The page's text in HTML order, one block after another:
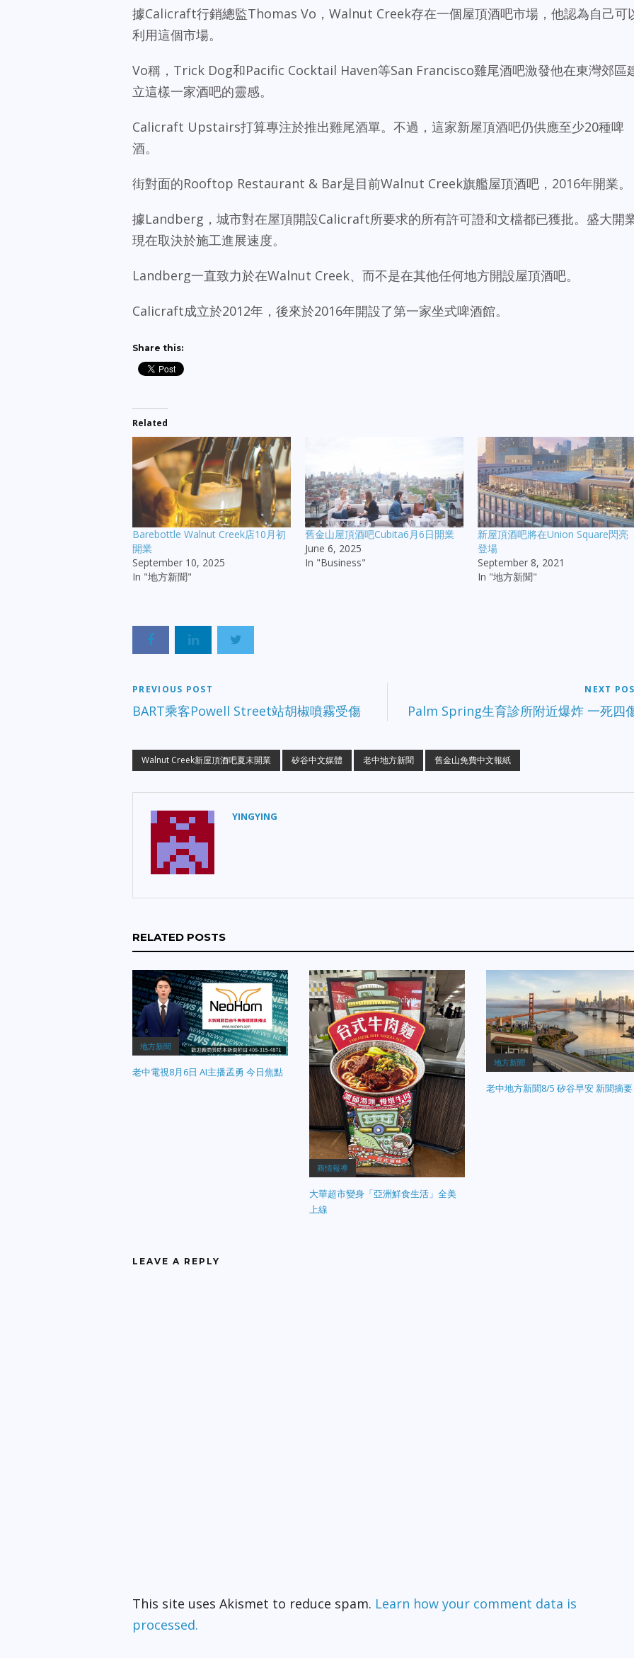
據Calicraft行銷總監Thomas Vo，Walnut Creek存在一個屋頂酒吧市場，他認為自己可
利用這個市場。
Vo稱，Trick Dog和Pacific Cocktail Haven等San Francisco雞尾酒吧激發他在東灣郊區
立這樣一家酒吧的靈感。
Calicraft Upstairs打算專注於推出雞尾酒單。不過，這家新屋頂酒吧仍供應至少20種啤
酒。
街對面的Rooftop Restaurant & Bar是目前Walnut Creek旗艦屋頂酒吧，2016年開業。
據Landberg，城市對在屋頂開設Calicraft所要求的所有許可證和文檔都已獲批。盛大開
現在取決於施工進展速度。
Landberg一直致力於在Walnut Creek、而不是在其他任何地方開設屋頂酒吧。
Calicraft成立於2012年，後來於2016年開設了第一家坐式啤酒館。
Share this:
Related
Barebottle Walnut Creek店10月初
開業
September 10, 2025
In "地方新聞"
舊金山屋頂酒吧Cubita6月6日開業
June 6, 2025
In "Business"
新屋頂酒吧將在Union Square閃亮
登場
September 8, 2021
In "地方新聞"
PREVIOUS POST
BART乘客Powell Street站胡椒噴霧受傷
NEXT
Palm Spring生育診所附近爆炸 一死四
Walnut Creek新屋頂酒吧夏末開業 矽谷中文媒體 老中地方新聞 舊金山免費中文報紙
YINGYING
RELATED POSTS
地方新聞
老中電視8月6日 AI主播孟勇 今日焦點
商情報導
大華超市變身「亞洲鮮食生活」全美
上線
地方新聞
老中地方新聞8/5 矽谷早安 新聞摘要
LEAVE A REPLY
This site uses Akismet to reduce spam. Learn how your comment data is
processed.